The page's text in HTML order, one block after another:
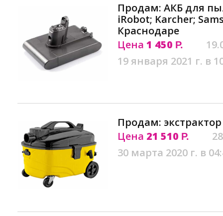
Продам: АКБ для
iRobot; Karcher;
Краснодаре
Цена 1 450 Р.
19 января 2021 г. в
Продам:
Цена 21 510 Р.
30 марта 2020 г. в